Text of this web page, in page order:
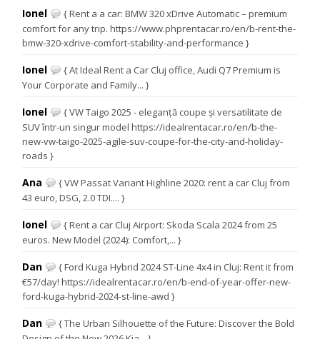
Ionel
{ Rent a a car: BMW 320 xDrive Automatic – premium
comfort for any trip. https://www.phprentacar.ro/en/b-rent-the-
bmw-320-xdrive-comfort-stability-and-performance }
Ionel
{ At Ideal Rent a Car Cluj office, Audi Q7 Premium is
Your Corporate and Family... }
Ionel
{ VW Taigo 2025 - eleganță coupe și versatilitate de
SUV într-un singur model https://idealrentacar.ro/en/b-the-
new-vw-taigo-2025-agile-suv-coupe-for-the-city-and-holiday-
roads }
Ana
{ VW Passat Variant Highline 2020: rent a car Cluj from
43 euro, DSG, 2.0 TDI.... }
Ionel
{ Rent a car Cluj Airport: Skoda Scala 2024 from 25
euros. New Model (2024): Comfort,... }
Dan
{ Ford Kuga Hybrid 2024 ST-Line 4x4 in Cluj: Rent it from
€57/day! https://idealrentacar.ro/en/b-end-of-year-offer-new-
ford-kuga-hybrid-2024-st-line-awd }
Dan
{ The Urban Silhouette of the Future: Discover the Bold